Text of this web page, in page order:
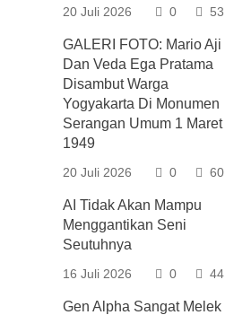
20 Juli 2026 0 53
GALERI FOTO: Mario Aji
Dan Veda Ega Pratama
Disambut Warga
Yogyakarta Di Monumen
Serangan Umum 1 Maret
1949
20 Juli 2026 0 60
AI Tidak Akan Mampu
Menggantikan Seni
Seutuhnya
16 Juli 2026 0 44
Gen Alpha Sangat Melek